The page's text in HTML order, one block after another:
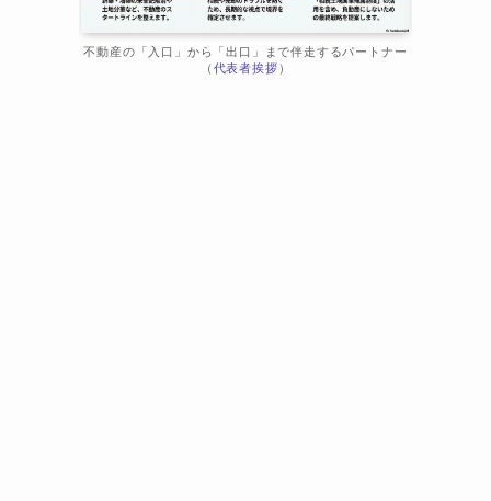
不動産の「入口」から「出口」まで伴走するパートナー
（代表者挨拶）